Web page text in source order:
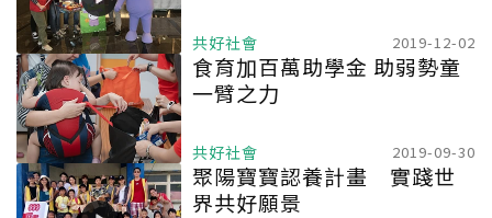
共好社會 2019-12-02
食育加百萬助學金 助弱勢童
一臂之力
共好社會 2019-09-30
聚陽寶寶認養計畫 實踐世
界共好願景